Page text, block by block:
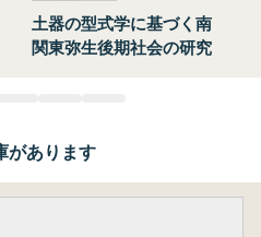
土器の型式学に基づく南
関東弥生後期社会の研究
があります